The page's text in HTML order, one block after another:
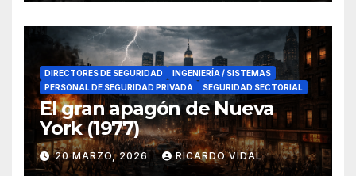
DIRECTORES DE SEGURIDAD
INGENIERÍA / SISTEMAS
PERSONAL DE SEGURIDAD PRIVADA
SEGURIDAD SECTORIAL
El gran apagón de Nueva
York (1977)
20 MARZO, 2026 RICARDO VIDAL